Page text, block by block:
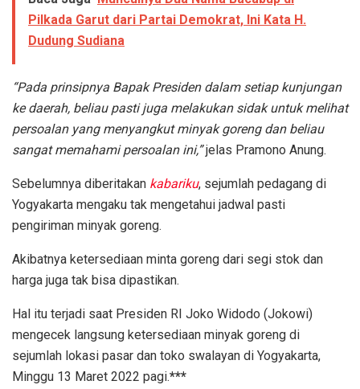
Pilkada Garut dari Partai Demokrat, Ini Kata H.
Dudung Sudiana
“Pada prinsipnya Bapak Presiden dalam setiap kunjungan
ke daerah, beliau pasti juga melakukan sidak untuk melihat
persoalan yang menyangkut minyak goreng dan beliau
sangat memahami persoalan ini,”jelas Pramono Anung.
Sebelumnya diberitakan kabariku, sejumlah pedagang di
Yogyakarta mengaku tak mengetahui jadwal pasti
pengiriman minyak goreng.
Akibatnya ketersediaan minta goreng dari segi stok dan
harga juga tak bisa dipastikan.
Hal itu terjadi saat Presiden RI Joko Widodo (Jokowi)
mengecek langsung ketersediaan minyak goreng di
sejumlah lokasi pasar dan toko swalayan di Yogyakarta,
Minggu 13 Maret 2022 pagi.***